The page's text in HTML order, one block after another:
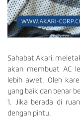
Sahabat Akari,
akan membuat AC
lebih awet. Oleh
yang baik dan benar
1. Jika berada di
dengan pintu.